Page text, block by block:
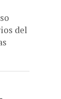
del